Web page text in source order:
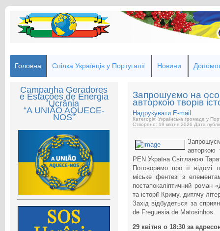
Головна Спілка Українців у Португалії Новини
Campanha Geradores
e Estações de Energia
Ucrânia
“A UNIÃO AQUECE-
NOS”
Запрошуємо на
авторкою творів
Надрукувати E-mail
Категорія: Українська громада у
Створено: 19 квітня 2026 Дата
авторкою
PEN Україна Світланою
Поговоримо про її
міське фентезі з
постапокаліптичний роман
та історії Криму, дитячу
Захід відбудеться за
de Freguesia de Matosinhos
29 квітня о 18:30 за